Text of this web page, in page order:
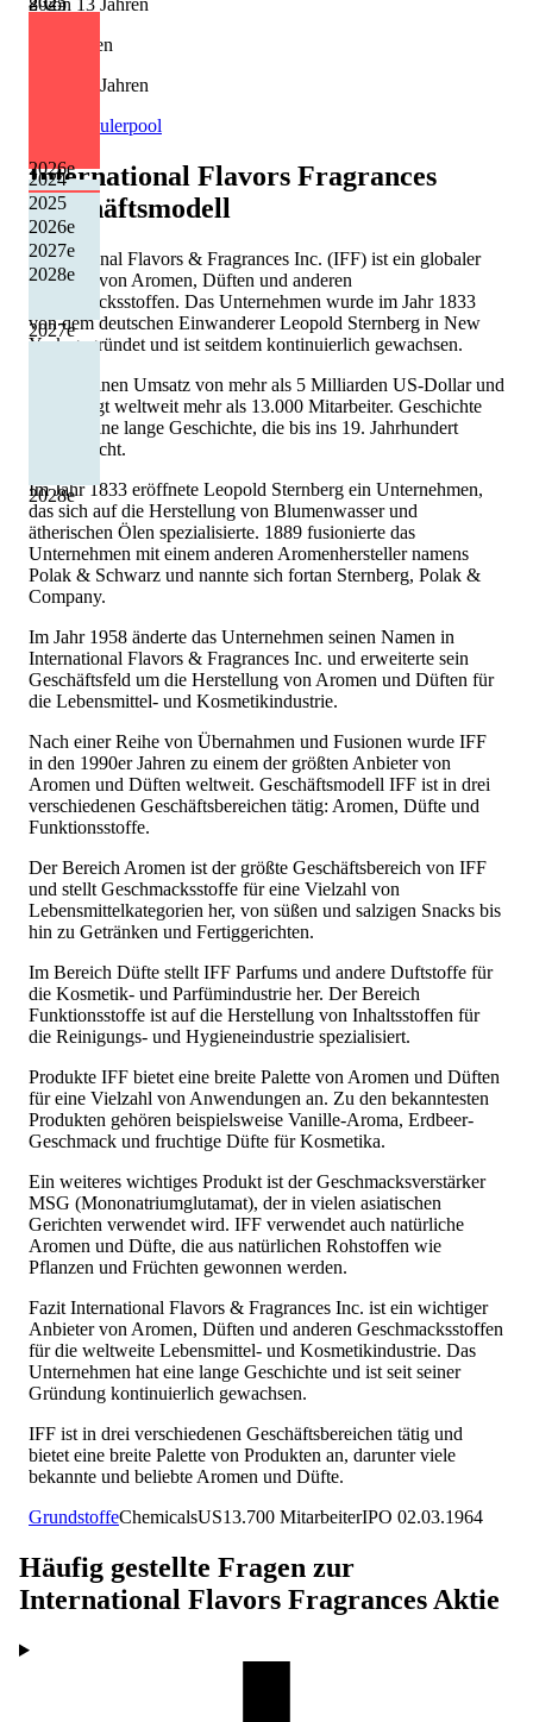
2025
2026e
2027e
2028e
2024
2025
2026e
2027e
2028e
8 von 13 Jahren
Kürzungen
5 von 13 Jahren
Quelle: Eulerpool
International Flavors Fragrances
Geschäftsmodell
International Flavors & Fragrances Inc. (IFF) ist ein globaler
Anbieter von Aromen, Düften und anderen
Geschmacksstoffen. Das Unternehmen wurde im Jahr 1833
von dem deutschen Einwanderer Leopold Sternberg in New
York gegründet und ist seitdem kontinuierlich gewachsen.
IFF hat einen Umsatz von mehr als 5 Milliarden US-Dollar und
beschäftigt weltweit mehr als 13.000 Mitarbeiter. Geschichte
IFF hat eine lange Geschichte, die bis ins 19. Jahrhundert
zurückreicht.
Im Jahr 1833 eröffnete Leopold Sternberg ein Unternehmen,
das sich auf die Herstellung von Blumenwasser und
ätherischen Ölen spezialisierte. 1889 fusionierte das
Unternehmen mit einem anderen Aromenhersteller namens
Polak & Schwarz und nannte sich fortan Sternberg, Polak &
Company.
Im Jahr 1958 änderte das Unternehmen seinen Namen in
International Flavors & Fragrances Inc. und erweiterte sein
Geschäftsfeld um die Herstellung von Aromen und Düften für
die Lebensmittel- und Kosmetikindustrie.
Nach einer Reihe von Übernahmen und Fusionen wurde IFF
in den 1990er Jahren zu einem der größten Anbieter von
Aromen und Düften weltweit. Geschäftsmodell IFF ist in drei
verschiedenen Geschäftsbereichen tätig: Aromen, Düfte und
Funktionsstoffe.
Der Bereich Aromen ist der größte Geschäftsbereich von IFF
und stellt Geschmacksstoffe für eine Vielzahl von
Lebensmittelkategorien her, von süßen und salzigen Snacks bis
hin zu Getränken und Fertiggerichten.
Im Bereich Düfte stellt IFF Parfums und andere Duftstoffe für
die Kosmetik- und Parfümindustrie her. Der Bereich
Funktionsstoffe ist auf die Herstellung von Inhaltsstoffen für
die Reinigungs- und Hygieneindustrie spezialisiert.
Produkte IFF bietet eine breite Palette von Aromen und Düften
für eine Vielzahl von Anwendungen an. Zu den bekanntesten
Produkten gehören beispielsweise Vanille-Aroma, Erdbeer-
Geschmack und fruchtige Düfte für Kosmetika.
Ein weiteres wichtiges Produkt ist der Geschmacksverstärker
MSG (Mononatriumglutamat), der in vielen asiatischen
Gerichten verwendet wird. IFF verwendet auch natürliche
Aromen und Düfte, die aus natürlichen Rohstoffen wie
Pflanzen und Früchten gewonnen werden.
Fazit International Flavors & Fragrances Inc. ist ein wichtiger
Anbieter von Aromen, Düften und anderen Geschmacksstoffen
für die weltweite Lebensmittel- und Kosmetikindustrie. Das
Unternehmen hat eine lange Geschichte und ist seit seiner
Gründung kontinuierlich gewachsen.
IFF ist in drei verschiedenen Geschäftsbereichen tätig und
bietet eine breite Palette von Produkten an, darunter viele
bekannte und beliebte Aromen und Düfte.
GrundstoffeChemicalsUS13.700 MitarbeiterIPO 02.03.1964
Häufig gestellte Fragen zur
International Flavors Fragrances Aktie